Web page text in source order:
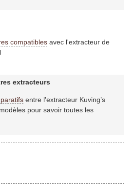
compatiblesavec l'extracteur de
extracteurs
entre l'extracteur Kuving’s
pour savoir toutes les